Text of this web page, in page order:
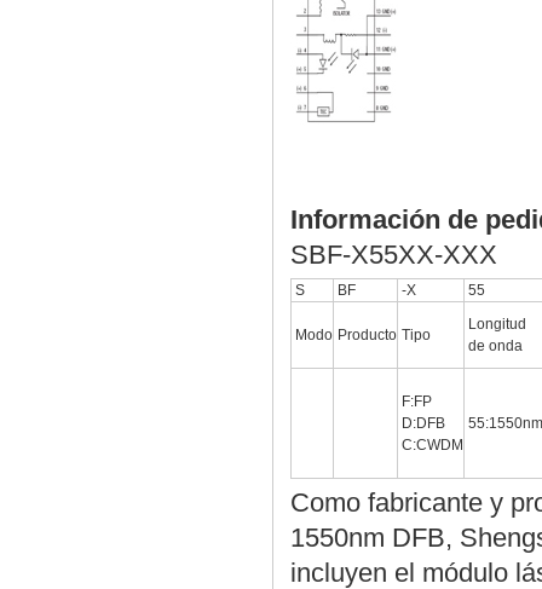
Información de
SBF-X55XX-XXX
S BF -X 55
Modo Producto Tipo
Longitud
de onda
F:FP
D:DFB
C:CWDM
55:1550nm
Como fabricante y
1550nm DFB,
incluyen el módulo